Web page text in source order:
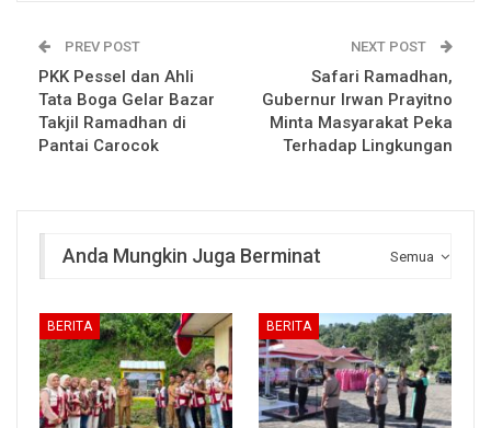
PREV POST
PKK Pessel dan Ahli
Tata Boga Gelar Bazar
Takjil Ramadhan di
Pantai Carocok
NEXT POST
Safari Ramadhan,
Gubernur Irwan Prayitno
Minta Masyarakat Peka
Terhadap Lingkungan
Semua
Anda Mungkin Juga Berminat
BERITA BERITA